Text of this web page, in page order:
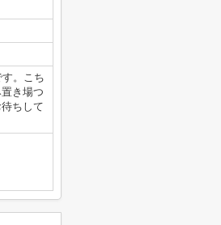
。こち
き場つ
ちして